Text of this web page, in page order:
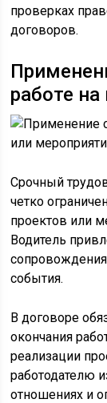
проверках
договоров.
работе
Срочный
четко
проектов или
Водитель
события.
В договоре
окончания
реализации
работодателю
отношениях и